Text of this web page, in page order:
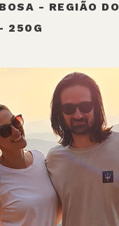
- REGIÃO DO
250G